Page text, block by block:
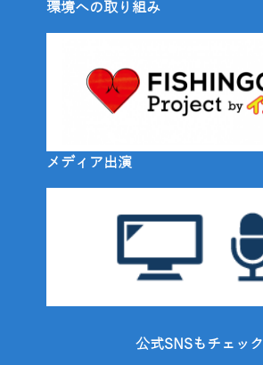
環境への取り組み
メディア出演
公式SNSもチェック